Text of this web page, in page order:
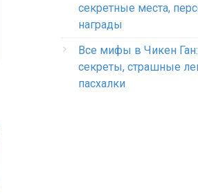
секретные места,
награды
Все мифы в Чикен
секреты, страшные
пасхалки